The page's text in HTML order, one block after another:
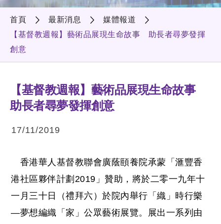
首頁 最新消息
媒體報道
【基督教週報】藝術品展現生命故事 助長者尋夢發揮
創意
【基督教週報】藝術品展現生命故事
助長者尋夢發揮創意
17/11/2019
香港華人基督教聯會廣蔭頤養院承蒙「滙豐香
港社區夥伴計劃2019」贊助，將於二零一九年十
一月三十日（禮拜六）於院內舉行「織」時行樂
—夢想編織「家」公眾藝術展覽。展出一系列由